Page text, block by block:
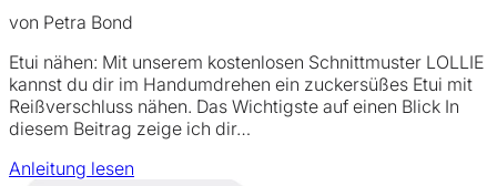
von Petra Bond
Etui nähen: Mit unserem kostenlosen Schnittmuster LOLLIE
kannst du dir im Handumdrehen ein zuckersüßes Etui mit
Reißverschluss nähen. Das Wichtigste auf einen Blick In
diesem Beitrag zeige ich dir…
Anleitung lesen